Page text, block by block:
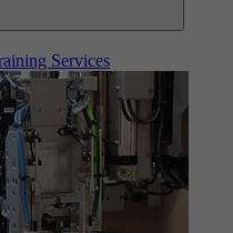
Services